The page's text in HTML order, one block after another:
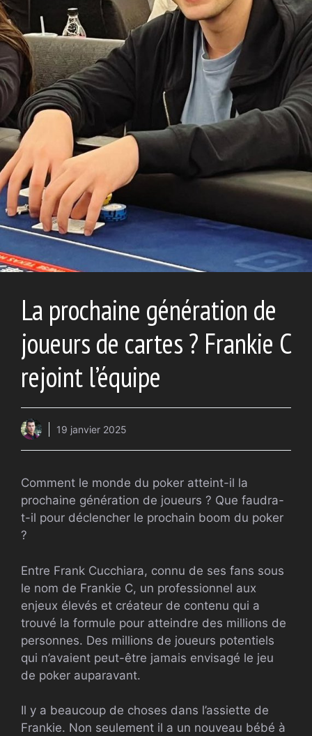
La prochaine génération de
joueurs de cartes ? Frankie C
rejoint l’équipe
19 janvier 2025
Comment le monde du poker atteint-il la
prochaine génération de joueurs ? Que faudra-
t-il pour déclencher le prochain boom du poker
?
Entre Frank Cucchiara, connu de ses fans sous
le nom de Frankie C, un professionnel aux
enjeux élevés et créateur de contenu qui a
trouvé la formule pour atteindre des millions de
personnes. Des millions de joueurs potentiels
qui n’avaient peut-être jamais envisagé le jeu
de poker auparavant.
Il y a beaucoup de choses dans l’assiette de
Frankie. Non seulement il a un nouveau bébé à